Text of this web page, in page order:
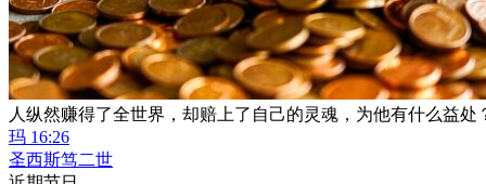
人纵然赚得了全世界，却赔上了自己的灵魂，为他有什么益处
玛 16:26
圣西斯笃二世